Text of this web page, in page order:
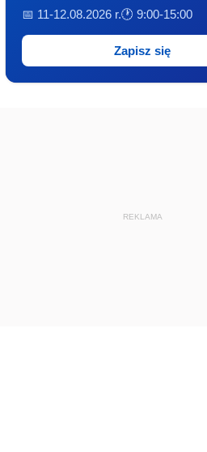
📅 11-12.08.2026 r.🕐 9:00-15:00
Zapisz się
REKLAMA